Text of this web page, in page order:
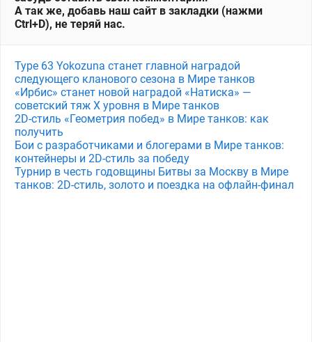
А так же, добавь наш сайт в закладки (нажми
Ctrl+D), не теряй нас.
Type 63 Yokozuna станет главной наградой
следующего кланового сезона в Мире танков
«Ирбис» станет новой наградой «Натиска» —
советский тяж X уровня в Мире танков
2D-стиль «Геометрия побед» в Мире танков: как
получить
Бои с разработчиками и блогерами в Мире танков:
контейнеры и 2D-стиль за победу
Турнир в честь годовщины Битвы за Москву в Мире
танков: 2D-стиль, золото и поездка на офлайн-финал